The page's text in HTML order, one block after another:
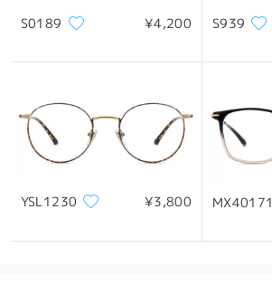
S0189 ¥4,200 S939
YSL1230 ¥3,800 MX40171